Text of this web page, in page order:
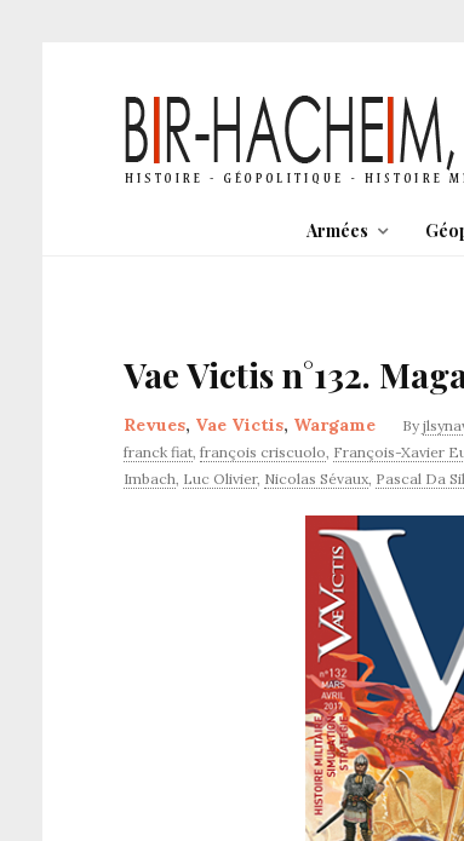
Armées
Vae Victis n°132.
Revues, Vae Victis, Wargame By
franck fiat, françois criscuolo, François-Xavier
Imbach, Luc Olivier, Nicolas Sévaux, Pascal Da